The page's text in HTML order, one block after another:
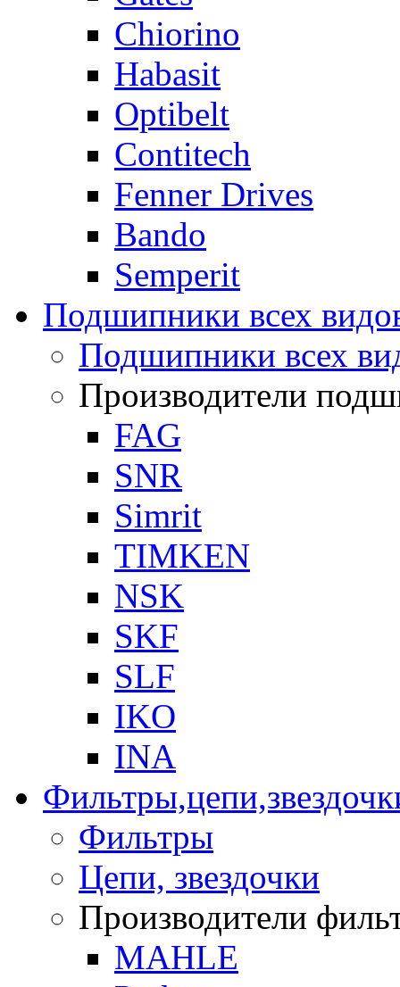
Chiorino
Habasit
Optibelt
Contitech
Fenner Drives
Bando
Semperit
Подшипники всех
Подшипники всех
Производители
FAG
SNR
Simrit
TIMKEN
NSK
SKF
SLF
IKO
INA
Фильтры
Цепи, звездочки
Производители
MAHLE